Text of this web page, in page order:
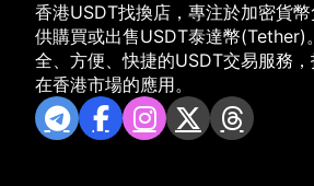
香港USDT找換店，專注於加密貨
供購買或出售USDT泰達幣(Tether)
全、方便、快捷的USDT交易服務
在香港市場的應用。